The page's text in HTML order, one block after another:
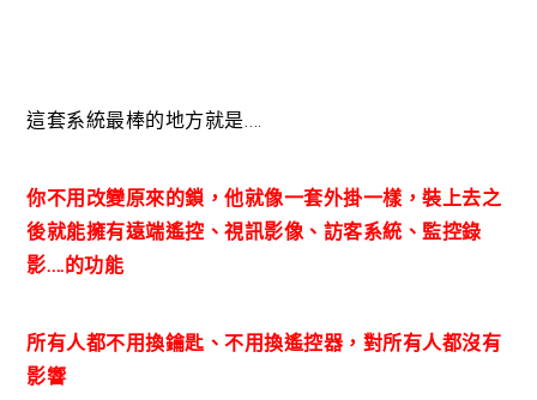
這套系統最棒的地方就是….
你不用改變原來的鎖，他就像一套外掛一樣，裝上去之
後就能擁有遠端遙控、視訊影像、訪客系統、監控錄
影….的功能
所有人都不用換鑰匙、不用換遙控器，對所有人都沒有
影響